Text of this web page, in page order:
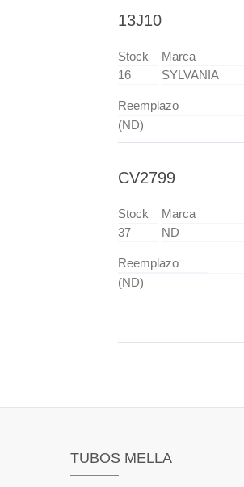
13J10
Stock Marca
16
SYLVANIA
Reemplazo
(ND)
CV2799
Stock Marca
37
ND
Reemplazo
(ND)
TUBOS MELLA